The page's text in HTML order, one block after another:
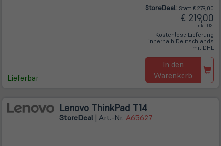
Lieferbar
StoreDeal: Statt € 279,00
€ 219,00
inkl. USt
Kostenlose Lieferung
innerhalb Deutschlands
mit DHL
In den
Warenkorb
Lenovo ThinkPad T14
StoreDeal | Art.-Nr. A65627